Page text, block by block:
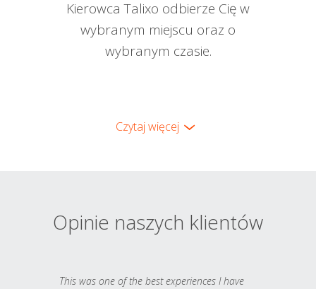
Kierowca Talixo odbierze Cię w
wybranym miejscu oraz o
wybranym czasie.
Czytaj więcej
Opinie naszych klientów
This was one of the best experiences I have